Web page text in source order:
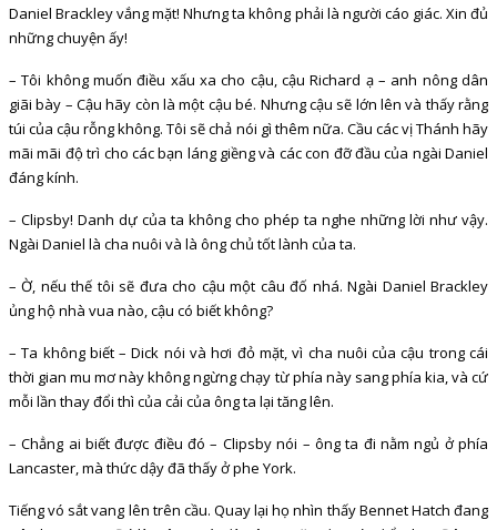
Daniel Brackley vắng mặt! Nhưng ta không phải là người cáo giác. Xin đủ
những chuyện ấy!
– Tôi không muốn điều xấu xa cho cậu, cậu Richard ạ – anh nông dân
giãi bày – Cậu hãy còn là một cậu bé. Nhưng cậu sẽ lớn lên và thấy rằng
túi của cậu rỗng không. Tôi sẽ chả nói gì thêm nữa. Cầu các vị Thánh hãy
mãi mãi độ trì cho các bạn láng giềng và các con đỡ đầu của ngài Daniel
đáng kính.
– Clipsby! Danh dự của ta không cho phép ta nghe những lời như vậy.
Ngài Daniel là cha nuôi và là ông chủ tốt lành của ta.
– Ờ, nếu thế tôi sẽ đưa cho cậu một câu đố nhá. Ngài Daniel Brackley
ủng hộ nhà vua nào, cậu có biết không?
– Ta không biết – Dick nói và hơi đỏ mặt, vì cha nuôi của cậu trong cái
thời gian mu mơ này không ngừng chạy từ phía này sang phía kia, và cứ
mỗi lần thay đổi thì của cải của ông ta lại tăng lên.
– Chẳng ai biết được điều đó – Clipsby nói – ông ta đi nằm ngủ ở phía
Lancaster, mà thức dậy đã thấy ở phe York.
Tiếng vó sắt vang lên trên cầu. Quay lại họ nhìn thấy Bennet Hatch đang